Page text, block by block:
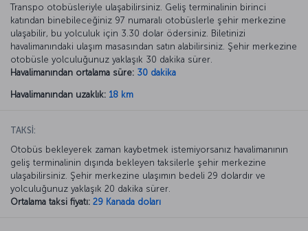
Transpo otobüsleriyle ulaşabilirsiniz. Geliş terminalinin birinci
katından binebileceğiniz 97 numaralı otobüslerle şehir merkezine
ulaşabilir, bu yolculuk için 3.30 dolar ödersiniz. Biletinizi
havalimanındaki ulaşım masasından satın alabilirsiniz. Şehir merkezine
otobüsle yolculuğunuz yaklaşık 30 dakika sürer.
Havalimanından ortalama süre: 30 dakika
Havalimanından uzaklık: 18 km
TAKSİ:
Otobüs bekleyerek zaman kaybetmek istemiyorsanız havalimanının
geliş terminalinin dışında bekleyen taksilerle şehir merkezine
ulaşabilirsiniz. Şehir merkezine ulaşımın bedeli 29 dolardır ve
yolculuğunuz yaklaşık 20 dakika sürer.
Ortalama taksi fiyatı: 29 Kanada doları